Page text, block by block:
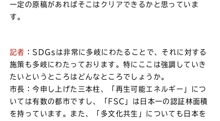
一定の原稿があればそこはクリアできるかと思っていま
す。
記者 ：SDGsは非常に多岐にわたることで、それに対する
施策も多岐にわたっております。特にここは強調していき
たいというところはどんなところでしょうか。
市長：今申し上げた三本柱、「再生可能エネルギー」につ
いては有数の都市ですし、「FSC」は日本一の認証林面積
を持っています。また、「多文化共生」についても日本を